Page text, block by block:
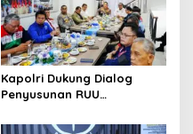
Kapolri Dukung Dialog
Penyusunan RUU
Jembatan Aspirasi Buruh